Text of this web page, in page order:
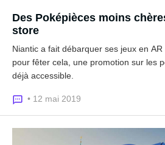
Des Poképièces moins
store
Niantic a fait débarquer ses jeux en
pour fêter cela, une promotion sur les
déjà accessible.
• 12 mai 2019